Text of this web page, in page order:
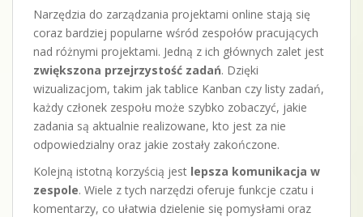
Narzędzia do zarządzania projektami online stają się
coraz bardziej popularne wśród zespołów pracujących
nad różnymi projektami. Jedną z ich głównych zalet jest
zwiększona przejrzystość zadań. Dzięki
wizualizacjom, takim jak tablice Kanban czy listy zadań,
każdy członek zespołu może szybko zobaczyć, jakie
zadania są aktualnie realizowane, kto jest za nie
odpowiedzialny oraz jakie zostały zakończone.
Kolejną istotną korzyścią jest lepsza komunikacja w
zespole. Wiele z tych narzędzi oferuje funkcje czatu i
komentarzy, co ułatwia dzielenie się pomysłami oraz